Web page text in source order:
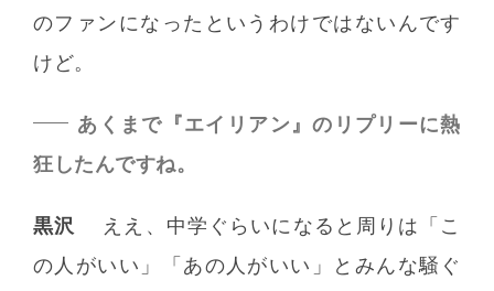
のファンになったというわけではないんです
けど。
あくまで『エイリアン』のリプリーに熱
狂したんですね。
黒沢
ええ、中学ぐらいになると周りは「こ
の人がいい」「あの人がいい」とみんな騒ぐ